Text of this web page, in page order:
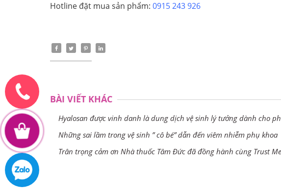
Hotline đặt mua sản phẩm: 0915 243 926
BÀI VIẾT KHÁC
Hyalosan được vinh danh là dung dịch vệ sinh lý tưởng dành cho
Những sai lầm trong vệ sinh ” cô bé” dẫn đến viêm nhiễm phụ khoa
Trân trọng cảm ơn Nhà thuốc Tâm Đức đã đồng hành cùng Trust